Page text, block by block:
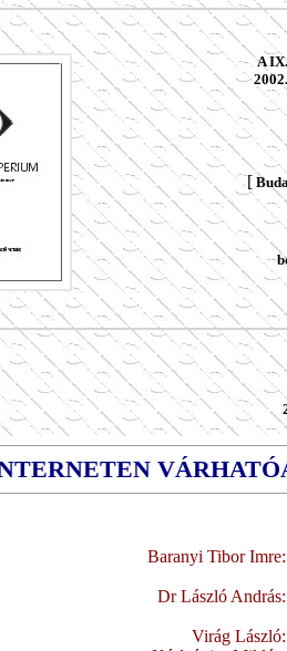
A
[.
Baranyi Tibor Imre:
Dr László András:
Virág László: